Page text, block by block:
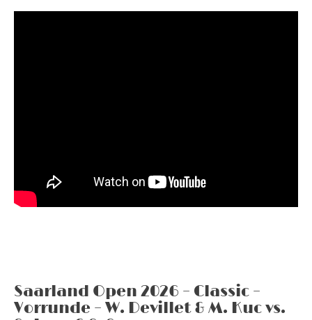
Saarland Open 2026 – Classic –
Vorrunde – W. Devillet & M. Kuc vs.